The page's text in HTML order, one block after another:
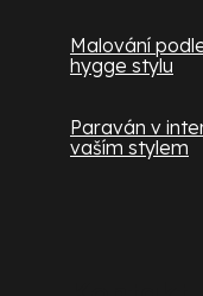
Malování
hygge stylu
Paraván v
vaším stylem